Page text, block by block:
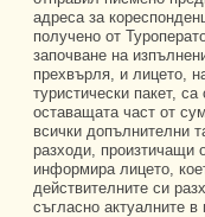
адреса за
получено от
започване на
прехвърля, и лицето,
туристически пакет,
оставащата част от
всички допълнителни
разходи, произтичащи
информира лицето,
действителните си
съгласно актуалните